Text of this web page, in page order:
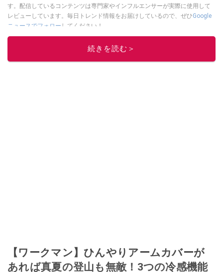
す。配信しているコンテンツは専門家やインフルエンサーが実際に使用して
レビューしています。毎日トレンド情報をお届けしているので、ぜひGoogle
ニュースでフォロー してください！
続きを読む＞
【ワークマン】ひんやりアームカバーが
あれば真夏の登山も無敵！3つの冷感機能